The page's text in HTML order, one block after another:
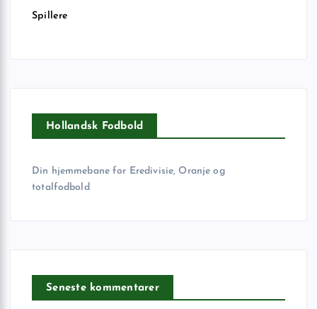
Spillere
Hollandsk Fodbold
Din hjemmebane for Eredivisie, Oranje og
totalfodbold
Seneste kommentarer